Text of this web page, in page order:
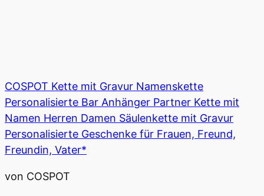
COSPOT Kette mit Gravur Namenskette
Personalisierte Bar Anhänger Partner Kette mit
Namen Herren Damen Säulenkette mit Gravur
Personalisierte Geschenke für Frauen, Freund,
Freundin, Vater*
von COSPOT